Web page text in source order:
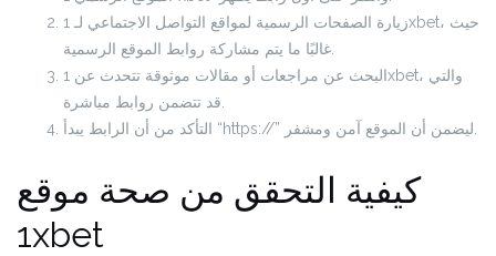
زيارة الصفحات الرسمية لمواقع التواصل الاجتماعي لـ 1xbet، حيث
البحث عن مراجعات أو مقالات موثوقة تتحدث عن 1xbet، والتي
كيفية التحقق من صحة موقع
1xbet